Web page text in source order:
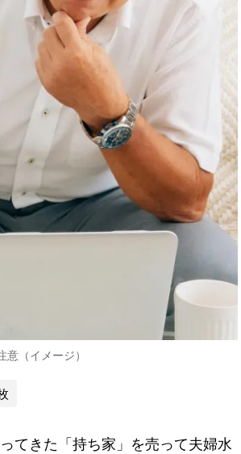
（イメージ）
てきた「持ち家」を売って夫婦水